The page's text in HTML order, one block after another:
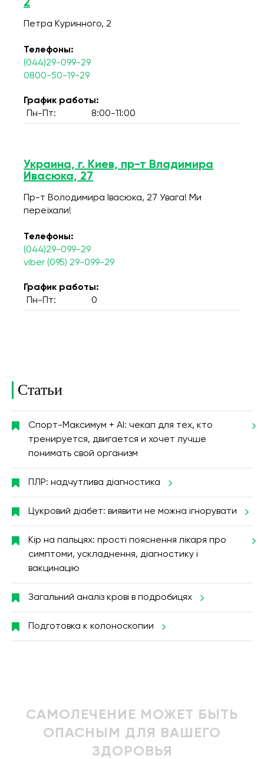
2
Петра Куринного, 2
Телефоны:
(044)29-099-29
0800-50-19-29
График работы:
Пн-Пт:
8:00-11:00
Украина, г. Киев, пр-т Владимира
Ивасюка, 27
Пр-т Володимира Івасюка, 27 Увага! Ми
переїхали!
Телефоны:
(044)29-099-29
viber (095) 29-099-29
График работы:
Пн-Пт:
0
Статьи
Спорт-Максимум + AI: чекап для тех, кто
тренируется, двигается и хочет лучше
понимать свой организм
ПЛР: надчутлива діагностика
Цукровий діабет: виявити не можна ігнорувати
Кір на пальцях: прості пояснення лікаря про
симптоми, ускладнення, діагностику і
вакцинацію
Загальний аналіз крові в подробицях
Подготовка к колоноскопии
САМОЛЕЧЕНИЕ МОЖЕТ БЫТЬ
ОПАСНЫМ ДЛЯ ВАШЕГО
ЗДОРОВЬЯ